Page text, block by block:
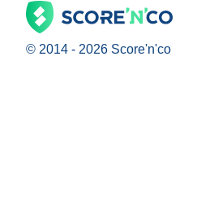
© 2014 - 2026 Score'n'co